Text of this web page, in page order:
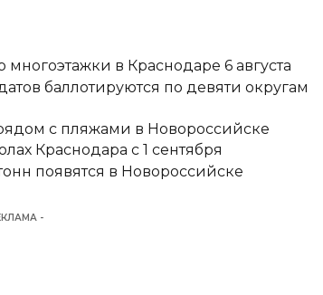
в Краснодаре 6 августа
баллотируются по девяти округам
с пляжами в Новороссийске
Краснодара с 1 сентября
появятся в Новороссийске
-